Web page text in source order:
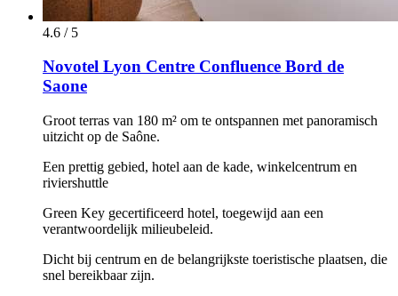
4.6 / 5
Novotel Lyon Centre Confluence Bord de
Saone
Groot terras van 180 m² om te ontspannen met panoramisch
uitzicht op de Saône.
Een prettig gebied, hotel aan de kade, winkelcentrum en
riviershuttle
Green Key gecertificeerd hotel, toegewijd aan een
verantwoordelijk milieubeleid.
Dicht bij centrum en de belangrijkste toeristische plaatsen, die
snel bereikbaar zijn.